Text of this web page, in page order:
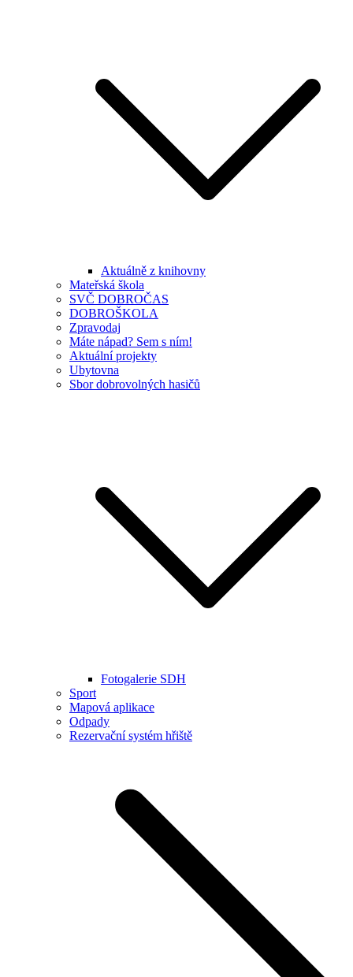
Aktuálně z knihovny
Mateřská škola
SVČ DOBROČAS
DOBROŠKOLA
Zpravodaj
Máte nápad? Sem s ním!
Aktuální projekty
Ubytovna
Sbor dobrovolných hasičů
Fotogalerie SDH
Sport
Mapová aplikace
Odpady
Rezervační systém hřiště